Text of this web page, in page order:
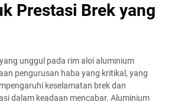
Prestasi Brek yang
unggul pada rim aloi aluminium
pengurusan haba yang kritikal, yang
keselamatan brek dan
dalam keadaan mencabar. Aluminium